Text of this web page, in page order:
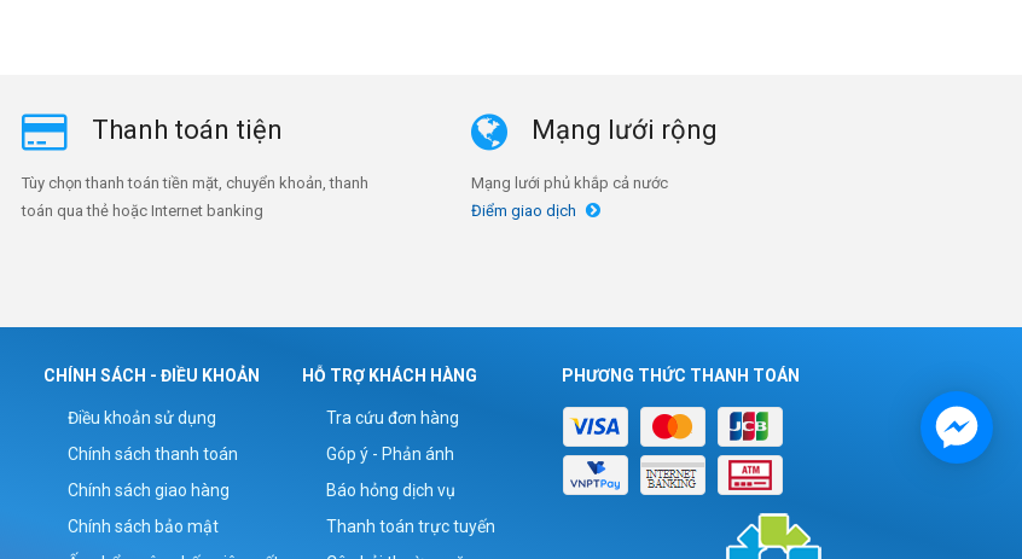
Thanh toán tiện
Tùy chọn thanh toán tiền mặt, chuyển khoản, thanh
toán qua thẻ hoặc Internet banking
Mạng lưới rộng
Mạng lưới phủ khắp cả nước
Điểm giao dịch
CHÍNH SÁCH - ĐIỀU KHOẢN
Điều khoản sử dụng
Chính sách thanh toán
Chính sách giao hàng
Chính sách bảo mật
HỖ TRỢ KHÁCH HÀNG
Tra cứu đơn hàng
Góp ý - Phản ánh
Báo hỏng dịch vụ
Thanh toán trực tuyến
PHƯƠNG THỨC THANH TOÁN